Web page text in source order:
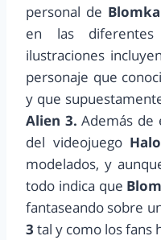
personal de
en las
ilustraciones
personaje que
y que
Alien 3. Además de
del videojuego Halo
modelados, y
todo indica que
fantaseando sobre
3 tal y como los fans